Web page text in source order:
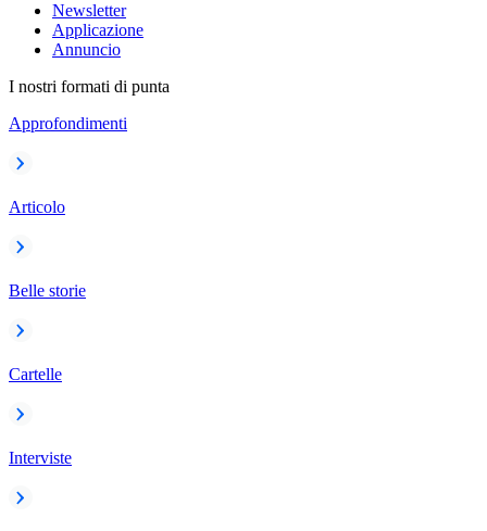
Newsletter
Applicazione
Annuncio
I nostri formati di punta
Approfondimenti
Articolo
Belle storie
Cartelle
Interviste